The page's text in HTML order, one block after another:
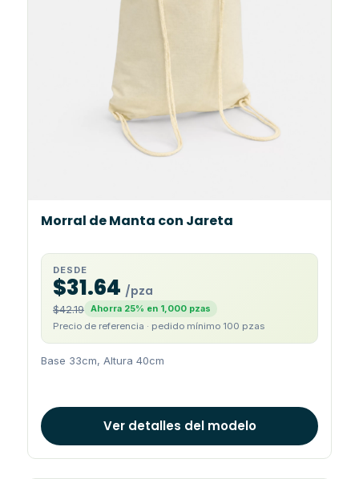
Morral de Manta con Jareta
DESDE
$31.64 /pza
$42.19 Ahorra 25% en 1,000 pzas
Precio de referencia · pedido mínimo 100 pzas
Base 33cm, Altura 40cm
Ver detalles del modelo